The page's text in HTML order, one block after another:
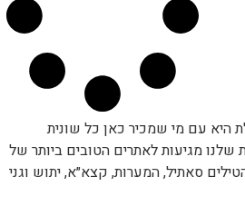
היא עם מי שמכיר כאן כל שונית
שלנו מגיעות לאתרים הטובים ביותר של
סאתיל, המערות, קצא״א, יתוש וגני